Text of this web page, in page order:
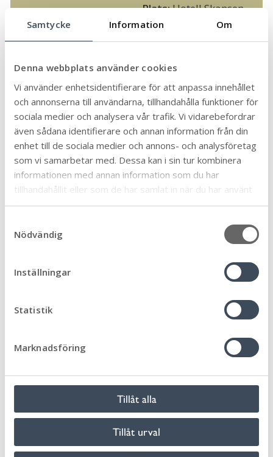
Samtycke Information Om
Denna webbplats använder cookies
Vi använder enhetsidentifierare för att anpassa innehållet
och annonserna till användarna, tillhandahålla funktioner för
sociala medier och analysera vår trafik. Vi vidarebefordrar
även sådana identifierare och annan information från din
enhet till de sociala medier och annons- och analysföretag
som vi samarbetar med. Dessa kan i sin tur kombinera
informationen med annan information som du har
tillhandahållit eller som de har samlat in när du har använt
deras tjänster.
Nödvändig
Inställningar
Statistik
Marknadsföring
Tillåt alla
Tillåt urval
Plats:Hotell Skansen,
Färjestaden
anmälan innan 30
1500 kr fram till 10
september.
Anmäl dig här
Har du frågor?
Demensteamet
Fredrik Lilja, Demenssjuksköterska
010-354 74 11